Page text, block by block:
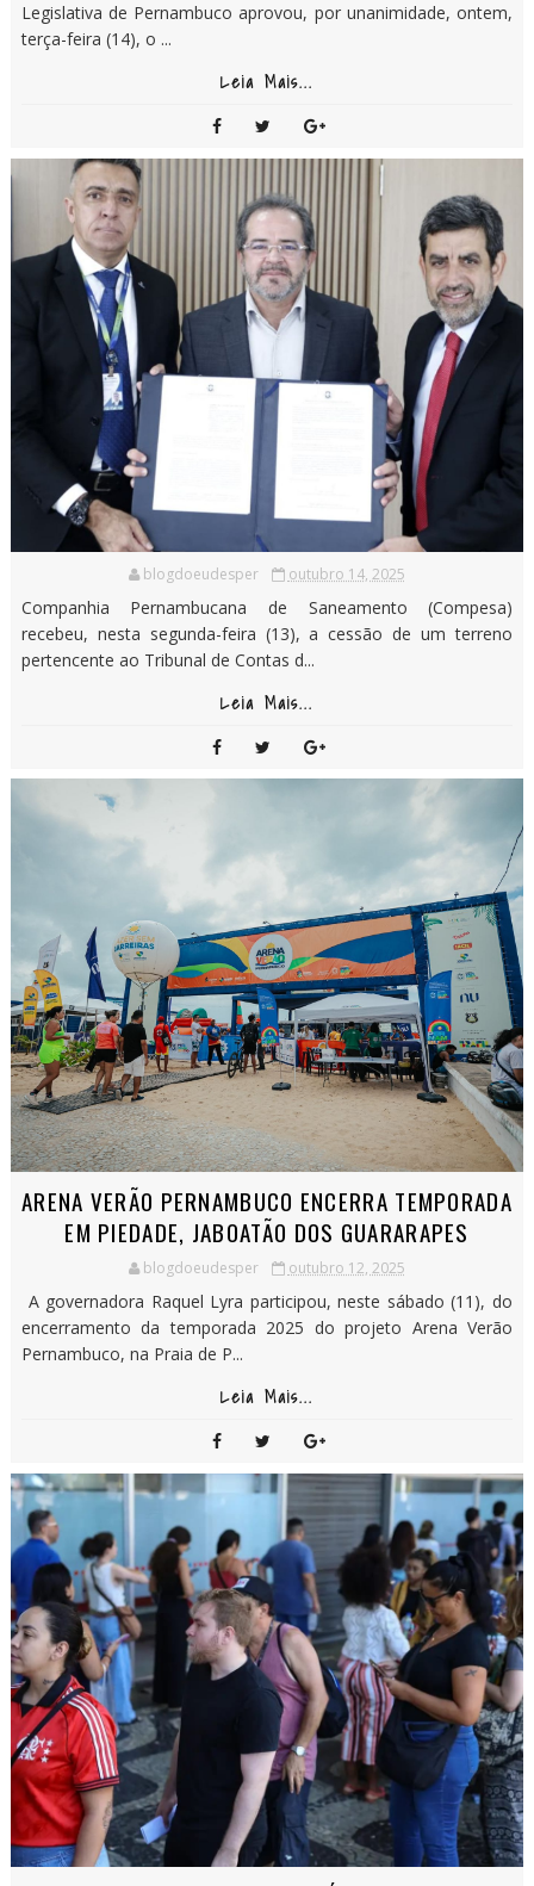
Legislativa de Pernambuco aprovou, por unanimidade, ontem,
terça-feira (14), o ...
Leia Mais...
blogdoeudesper outubro 14, 2025
Companhia Pernambucana de Saneamento (Compesa)
recebeu, nesta segunda-feira (13), a cessão de um terreno
pertencente ao Tribunal de Contas d...
Leia Mais...
ARENA VERÃO PERNAMBUCO ENCERRA TEMPORADA
EM PIEDADE, JABOATÃO DOS GUARARAPES
blogdoeudesper outubro 12, 2025
A governadora Raquel Lyra participou, neste sábado (11), do
encerramento da temporada 2025 do projeto Arena Verão
Pernambuco, na Praia de P...
Leia Mais...